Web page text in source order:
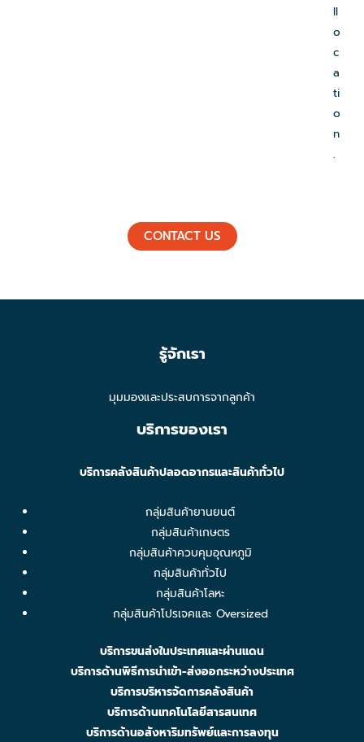
ll
o
c
a
ti
o
n
.
CONTACT US
รู้จักเรา
มุมมองและประสบการจากลูกค้า
บริการของเรา
บริการคลังสินค้าปลอดอากรและสินค้าทั่วไป
กลุ่มสินค้ายานยนต์
กลุ่มสินค้าเกษตร
กลุ่มสินค้าควบคุมอุณหภูมิ
กลุ่มสินค้าทั่วไป
กลุ่มสินค้าโลหะ
กลุ่มสินค้าโปรเจคและ Oversized
บริการขนส่งในประเทศและผ่านแดน
บริการด้านพิธีการนำเข้า-ส่งออกระหว่างประเทศ
บริการบริหารจัดการคลังสินค้า
บริการด้านเทคโนโลยีสารสนเทศ
บริการด้านอสังหาริมทรัพย์และการลงทุน